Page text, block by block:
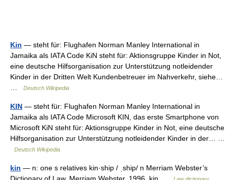
Kin — steht für: Flughafen Norman Manley International in
Jamaika als IATA Code KiN steht für: Aktionsgruppe Kinder in Not,
eine deutsche Hilfsorganisation zur Unterstützung notleidender
Kinder in der Dritten Welt Kundenbetreuer im Nahverkehr, siehe…
Deutsch Wikipedia
KIN — steht für: Flughafen Norman Manley International in
Jamaika als IATA Code Microsoft KIN, das erste Smartphone von
Microsoft KiN steht für: Aktionsgruppe Kinder in Not, eine deutsche
Hilfsorganisation zur Unterstützung notleidender Kinder in der… …
Deutsch Wikipedia
kin — n: one s relatives kin·ship / ˌship/ n Merriam Webster’s